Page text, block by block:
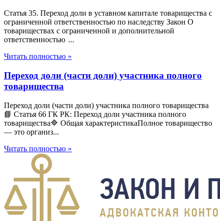
Статья 35. Переход доли в уставном капитале товарищества с
ограниченной ответственностью по наследству Закон О
товариществах с ограниченной и дополнительной
ответственностью ...
Читать полностью »
Переход доли (части доли) участника полного
товарищества
Переход доли (части доли) участника полного товарищества
📘 Статья 66 ГК РК: Переход доли участника полного
товарищества🔷 Общая характеристикаПолное товарищество
— это организ...
Читать полностью »